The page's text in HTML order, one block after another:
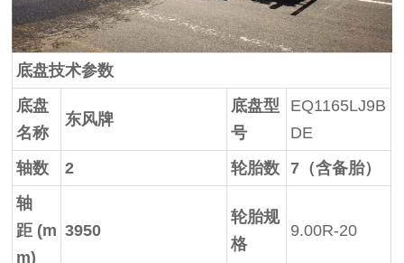
底盘技术参数
底盘
名称
东风牌
底盘型
号
EQ1165LJ9B
DE
轴数
2 轮胎数 7 （含备胎）
轴
距 (m
m)
3950
轮胎规
格
9.00R-20